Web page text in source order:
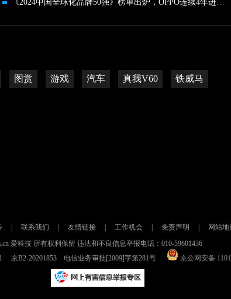
《2024中国全球化品牌50强》榜单出炉，OPPO连续4年进入前十
图赏 游戏 汽车 真我V60 铁威马
联系我们 友情链接 工作机会 免责声明 网站地
爱科技 所有权利保留 违法和不良信息举报电话：010-59601436
京B2-20201853 电信业务审批[2009]字第281号 京公网安备